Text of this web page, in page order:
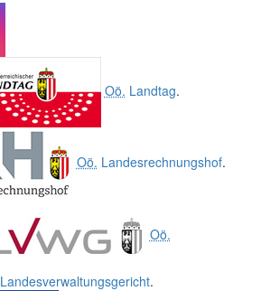
Oö. Landtag.
Oö. Landesrechnungshof.
Oö.
Landesverwaltungsgericht.